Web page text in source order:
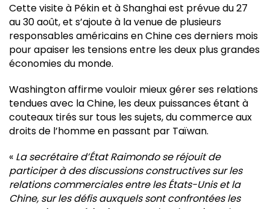
Cette visite à Pékin et à Shanghai est prévue du 27
au 30 août, et s’ajoute à la venue de plusieurs
responsables américains en Chine ces derniers mois
pour apaiser les tensions entre les deux plus grandes
économies du monde.
Washington affirme vouloir mieux gérer ses relations
tendues avec la Chine, les deux puissances étant à
couteaux tirés sur tous les sujets, du commerce aux
droits de l’homme en passant par Taïwan.
« La secrétaire d’État Raimondo se réjouit de
participer à des discussions constructives sur les
relations commerciales entre les États-Unis et la
Chine, sur les défis auxquels sont confrontées les